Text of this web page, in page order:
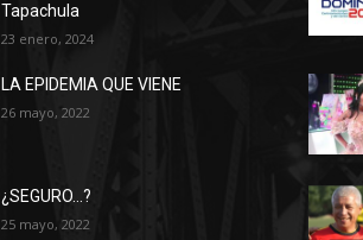
Tapachula
23 enero, 2024
LA EPIDEMIA QUE VIENE
26 mayo, 2022
¿SEGURO…?
25 mayo, 2022